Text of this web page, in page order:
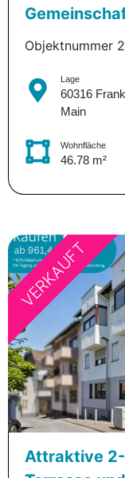
Objektnummer
Lage
60316
Main
Wohnfläche
46.78 m²
VERKAUFT
Attraktive